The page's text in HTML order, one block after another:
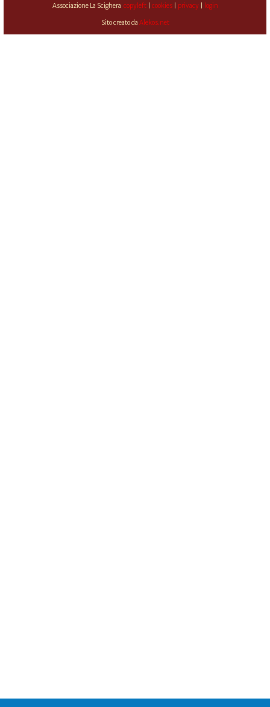
Associazione La Scighera copyleft| cookies| privacy| login
Sito creato da Alekos.net